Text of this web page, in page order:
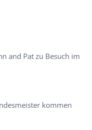
and Pat zu Besuch im
kommen